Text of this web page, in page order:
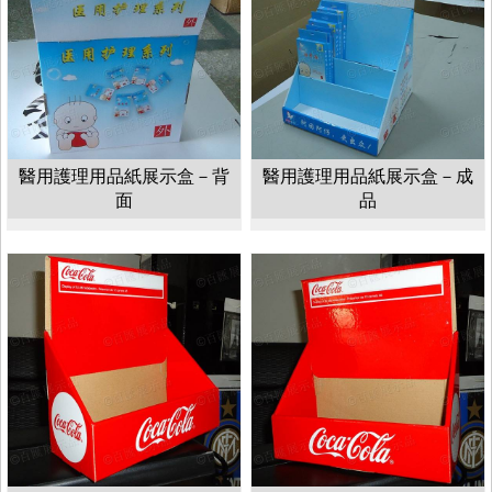
醫用護理用品紙展示盒－背
面
醫用護理用品紙展示盒－成
品